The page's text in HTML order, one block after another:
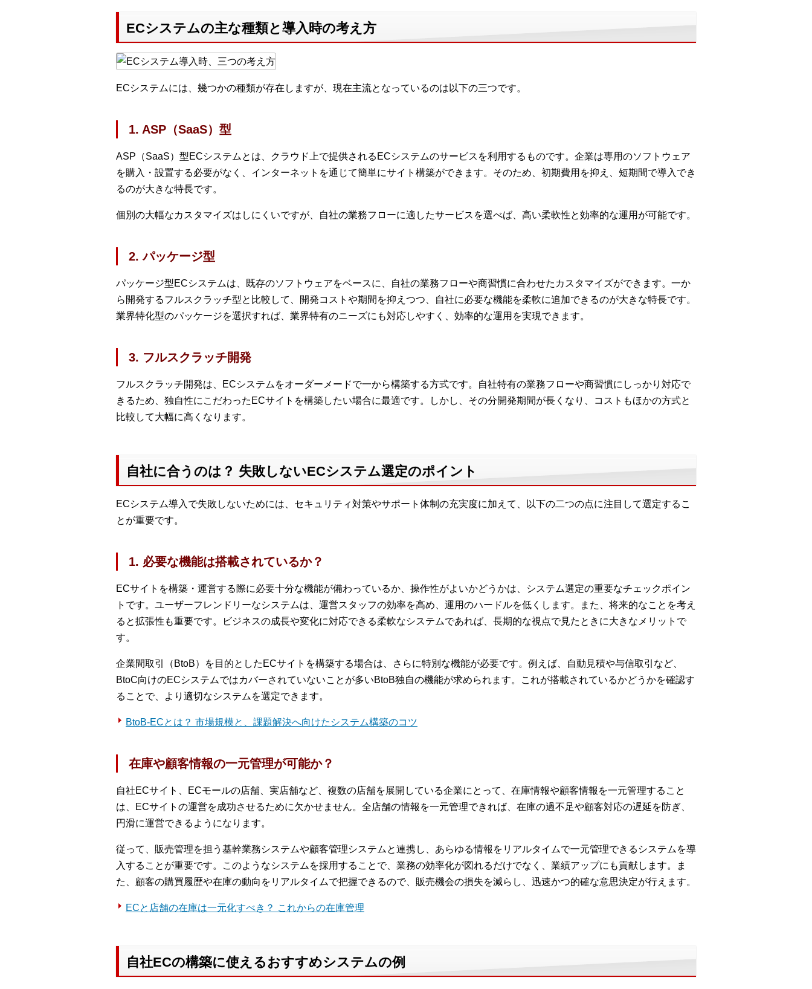
ECシステムの主な種類と導入時の考え方
ECシステムには、幾つかの種類が存在しますが、現在主流となっているのは以下の三つです。
1. ASP（SaaS）型
ASP（SaaS）型ECシステムとは、クラウド上で提供されるECシステムのサービスを利用するものです。企業は専用のソフトウェア
を購入・設置する必要がなく、インターネットを通じて簡単にサイト構築ができます。そのため、初期費用を抑え、短期間で導入でき
るのが大きな特長です。
個別の大幅なカスタマイズはしにくいですが、自社の業務フローに適したサービスを選べば、高い柔軟性と効率的な運用が可能です。
2. パッケージ型
パッケージ型ECシステムは、既存のソフトウェアをベースに、自社の業務フローや商習慣に合わせたカスタマイズができます。一か
ら開発するフルスクラッチ型と比較して、開発コストや期間を抑えつつ、自社に必要な機能を柔軟に追加できるのが大きな特長です。
業界特化型のパッケージを選択すれば、業界特有のニーズにも対応しやすく、効率的な運用を実現できます。
3. フルスクラッチ開発
フルスクラッチ開発は、ECシステムをオーダーメードで一から構築する方式です。自社特有の業務フローや商習慣にしっかり対応で
きるため、独自性にこだわったECサイトを構築したい場合に最適です。しかし、その分開発期間が長くなり、コストもほかの方式と
比較して大幅に高くなります。
自社に合うのは？ 失敗しないECシステム選定のポイント
ECシステム導入で失敗しないためには、セキュリティ対策やサポート体制の充実度に加えて、以下の二つの点に注目して選定するこ
とが重要です。
1. 必要な機能は搭載されているか？
ECサイトを構築・運営する際に必要十分な機能が備わっているか、操作性がよいかどうかは、システム選定の重要なチェックポイン
トです。ユーザーフレンドリーなシステムは、運営スタッフの効率を高め、運用のハードルを低くします。また、将来的なことを考え
ると拡張性も重要です。ビジネスの成長や変化に対応できる柔軟なシステムであれば、長期的な視点で見たときに大きなメリットで
す。
企業間取引（BtoB）を目的としたECサイトを構築する場合は、さらに特別な機能が必要です。例えば、自動見積や与信取引など、
BtoC向けのECシステムではカバーされていないことが多いBtoB独自の機能が求められます。これが搭載されているかどうかを確認す
ることで、より適切なシステムを選定できます。
BtoB-ECとは？ 市場規模と、課題解決へ向けたシステム構築のコツ
在庫や顧客情報の一元管理が可能か？
自社ECサイト、ECモールの店舗、実店舗など、複数の店舗を展開している企業にとって、在庫情報や顧客情報を一元管理すること
は、ECサイトの運営を成功させるために欠かせません。全店舗の情報を一元管理できれば、在庫の過不足や顧客対応の遅延を防ぎ、
円滑に運営できるようになります。
従って、販売管理を担う基幹業務システムや顧客管理システムと連携し、あらゆる情報をリアルタイムで一元管理できるシステムを導
入することが重要です。このようなシステムを採用することで、業務の効率化が図れるだけでなく、業績アップにも貢献します。ま
た、顧客の購買履歴や在庫の動向をリアルタイムで把握できるので、販売機会の損失を減らし、迅速かつ的確な意思決定が行えます。
ECと店舗の在庫は一元化すべき？ これからの在庫管理
自社ECの構築に使えるおすすめシステムの例